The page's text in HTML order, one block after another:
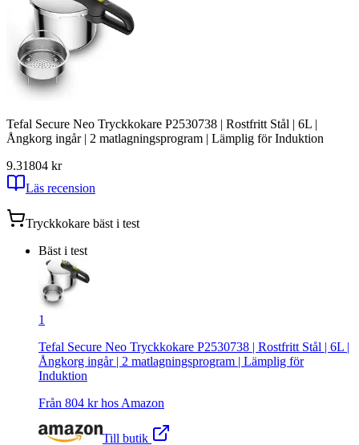
Tefal Secure Neo Tryckkokare P2530738 | Rostfritt Stål | 6L |
Ångkorg ingår | 2 matlagningsprogram | Lämplig för Induktion
9.31804 kr
Läs recension
Tryckkokare bäst i test
Bäst i test
1
Tefal Secure Neo Tryckkokare P2530738 | Rostfritt Stål | 6L |
Ångkorg ingår | 2 matlagningsprogram | Lämplig för
Induktion
Från 804 kr hos Amazon
Till butik